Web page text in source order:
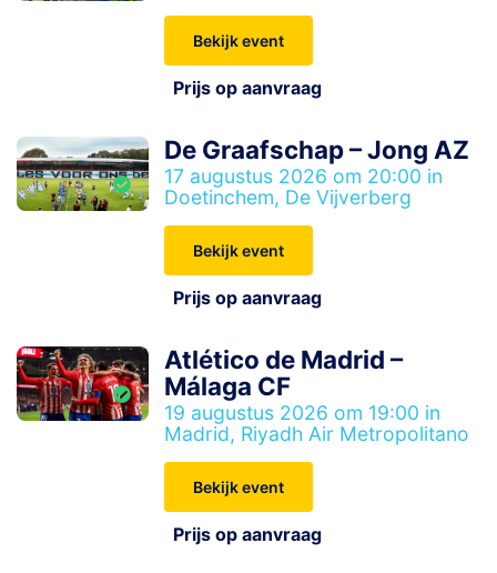
Bekijk event
Prijs op aanvraag
De Graafschap – Jong AZ
17 augustus 2026 om 20:00 in
Doetinchem, De Vijverberg
Bekijk event
Prijs op aanvraag
Atlético de Madrid –
Málaga CF
19 augustus 2026 om 19:00 in
Madrid, Riyadh Air Metropolitano
Bekijk event
Prijs op aanvraag